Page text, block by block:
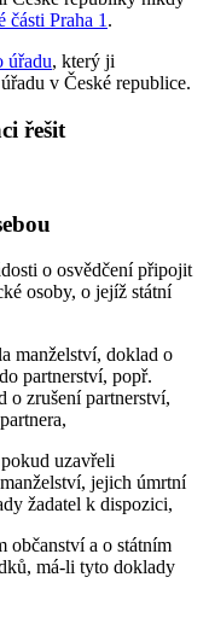
části Praha 1 .
úřadu, který ji
v České republice.
řešit
o osvědčení připojit
osoby, o jejíž státní
manželství, doklad o
partnerství, popř.
o zrušení partnerství,
uzavřeli
jejich úmrtní
žadatel k dispozici,
občanství a o státním
má-li tyto doklady